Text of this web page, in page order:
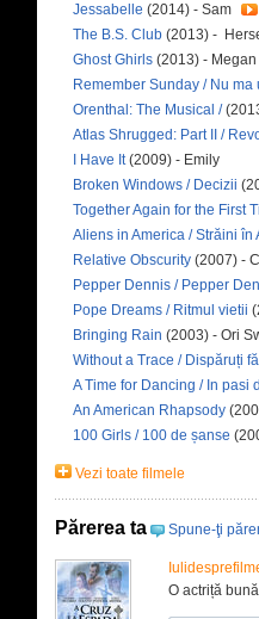
Jessabelle (2014) - Sam
The B.S. Club (2013) -
Ghost Ghirls (2013) - Megan
Remember Sunday / Nu ma
Orenthal: The Musical /
Atlas Shrugged: Part II /
I Have It(2009) - Emily
Broken Windows / Decizii
Together Again for the First
Aliens in America / Străini în
Relative Obscurity (2007) -
Pepper Dennis / Pepper
Pope Dreams / Ritmul vietii
Bringing Rain (2003) - Ori
Without a Trace / Dispăruți
A Time for Dancing / In pasi
An American Rhapsody
100 Girls / 100 de șanse
Vezi toate filmele
Părerea ta Spune-ţi
O actriță